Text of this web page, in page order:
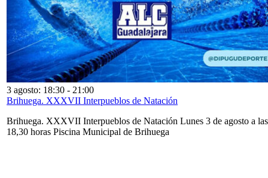
3 agosto: 18:30 - 21:00
Brihuega. XXXVII Interpueblos de Natación
Brihuega. XXXVII Interpueblos de Natación Lunes 3 de agosto a las
18,30 horas Piscina Municipal de Brihuega